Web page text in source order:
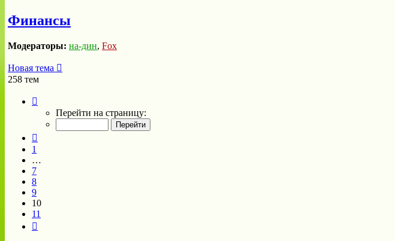
Финансы
Модераторы: на-дин, Fox
Новая тема
258 тем
10
Перейти на страницу:
1
…
7
8
9
10
11